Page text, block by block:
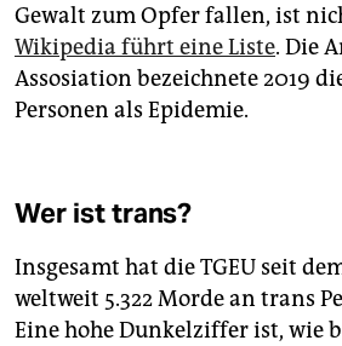
Gewalt zum Opfer fallen, ist
Wikipedia führt eine Liste. Die
Assosiation bezeichnete 2019
Personen als Epidemie.
Wer ist trans?
Insgesamt hat die TGEU seit
weltweit 5.322 Morde an trans
Eine hohe Dunkelziffer ist, wie